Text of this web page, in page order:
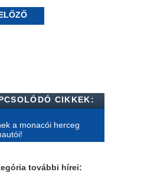
CIKKEK:
a monacói herceg
további hírei: